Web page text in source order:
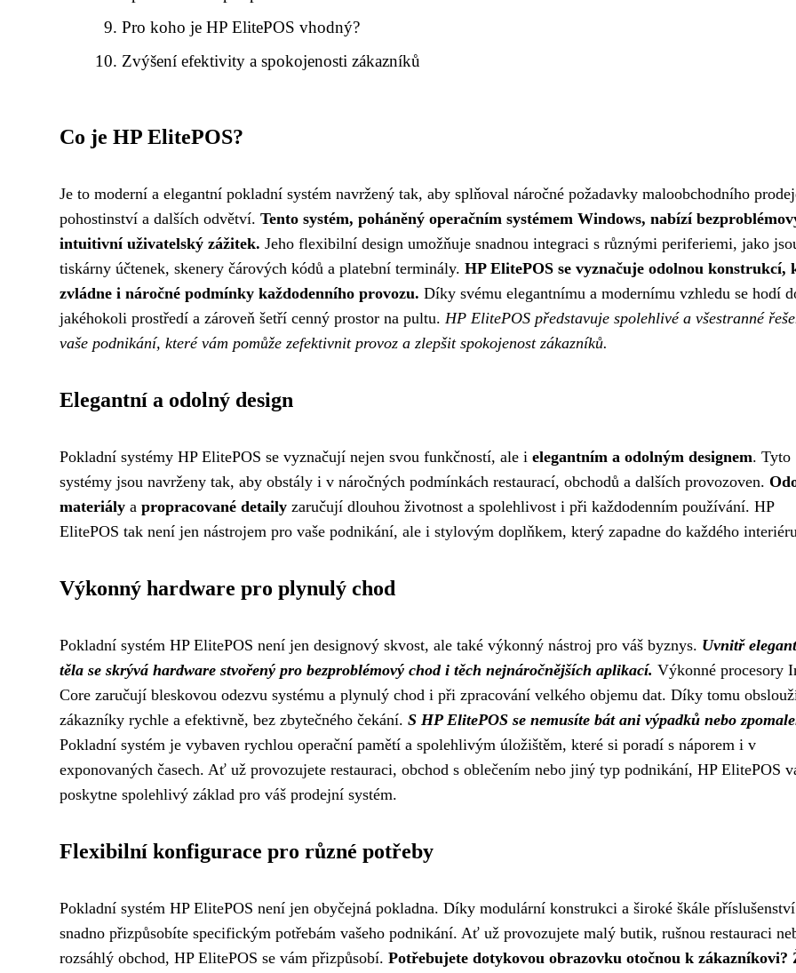
Pro koho je HP ElitePOS vhodný?
Zvýšení efektivity a spokojenosti zákazníků
Co je HP ElitePOS?
Je to moderní a elegantní pokladní systém navržený tak, aby splňoval náročné požadavky maloobchodního
pohostinství a dalších odvětví. Tento systém, poháněný operačním systémem Windows, nabízí
intuitivní uživatelský zážitek. Jeho flexibilní design umožňuje snadnou integraci s různými periferiemi, jako
tiskárny účtenek, skenery čárových kódů a platební terminály. HP ElitePOS se vyznačuje odolnou konstrukcí,
zvládne i náročné podmínky každodenního provozu. Díky svému elegantnímu a modernímu vzhledu se hodí
jakéhokoli prostředí a zároveň šetří cenný prostor na pultu. HP ElitePOS představuje spolehlivé a všestranné
vaše podnikání, které vám pomůže zefektivnit provoz a zlepšit spokojenost zákazníků.
Elegantní a odolný design
Pokladní systémy HP ElitePOS se vyznačují nejen svou funkčností, ale i elegantním a odolným designem. Tyto
systémy jsou navrženy tak, aby obstály i v náročných podmínkách restaurací, obchodů a dalších provozoven.
materiály a propracované detaily zaručují dlouhou životnost a spolehlivost i při každodenním používání. HP
ElitePOS tak není jen nástrojem pro vaše podnikání, ale i stylovým doplňkem, který zapadne do každého
Výkonný hardware pro plynulý chod
Pokladní systém HP ElitePOS není jen designový skvost, ale také výkonný nástroj pro váš byznys. Uvnitř
těla se skrývá hardware stvořený pro bezproblémový chod i těch nejnáročnějších aplikací. Výkonné procesory
Core zaručují bleskovou odezvu systému a plynulý chod i při zpracování velkého objemu dat. Díky tomu
zákazníky rychle a efektivně, bez zbytečného čekání. S HP ElitePOS se nemusíte bát ani výpadků nebo
Pokladní systém je vybaven rychlou operační pamětí a spolehlivým úložištěm, které si poradí s náporem i v
exponovaných časech. Ať už provozujete restauraci, obchod s oblečením nebo jiný typ podnikání, HP ElitePOS
poskytne spolehlivý základ pro váš prodejní systém.
Flexibilní konfigurace pro různé potřeby
Pokladní systém HP ElitePOS není jen obyčejná pokladna. Díky modulární konstrukci a široké škále
snadno přizpůsobíte specifickým potřebám vašeho podnikání. Ať už provozujete malý butik, rušnou restauraci
rozsáhlý obchod, HP ElitePOS se vám přizpůsobí. Potřebujete dotykovou obrazovku otočnou k zákazníkovi?